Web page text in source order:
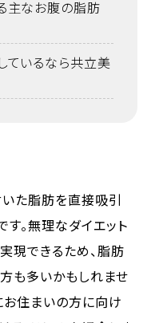
主なお腹の脂肪
ているなら共立美
た脂肪を直接吸引
。無理なダイエット
現できるため、脂肪
も多いかもしれませ
お住まいの方に向け